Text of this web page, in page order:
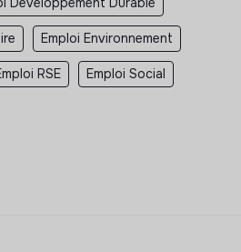
Emploi Environnement
RSE Emploi Social